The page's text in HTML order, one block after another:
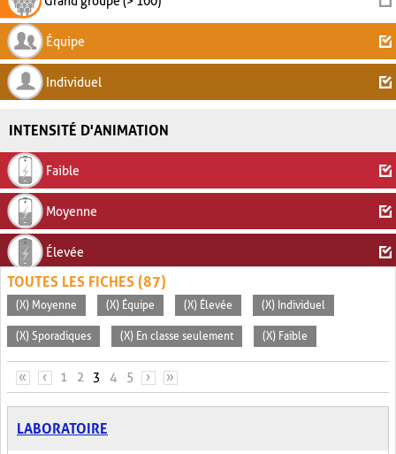
Équipe
Individuel
INTENSITÉ D'ANIMATION
Faible
Moyenne
Élevée
TOUTES LES FICHES (87)
(X) Moyenne (X) Équipe (X) Élevée (X) Individuel
(X) Sporadiques (X) En classe seulement (X) Faible
PAGES
« ‹ 1 2 3 4 5 › »
LABORATOIRE